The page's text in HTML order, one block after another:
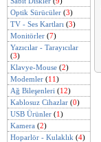
Optik Sürücüler (3)
TV - Ses Kartları (3)
Monitörler (7)
Yazıcılar - Tarayıcılar
(3)
Klavye-Mouse (2)
Modemler (11)
Ağ Bileşenleri (12)
Kablosuz Cihazlar (0)
USB Ürünler (1)
Kamera (2)
Hoparlör - Kulaklık (4)